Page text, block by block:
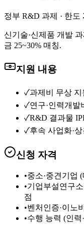
정부 R&D 과제 · 한도
신기술·신제품 개발
금 25~30% 매칭.
지원 내용
✓과제비 무상 지
✓연구·인력개
✓R&D 결과물
✓후속 사업화·
신청 자격
•중소·중견기업
•기업부설연구
점
•벤처인증·이노
•수행 능력 (인력